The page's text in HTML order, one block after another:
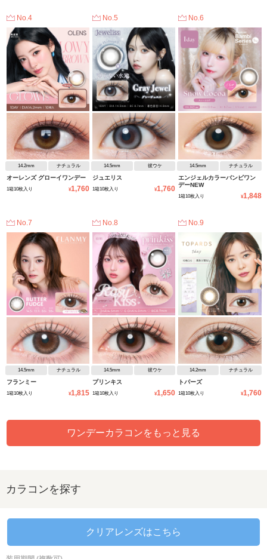
No.4
14.2mm ナチュラル
オーレンズ グローイワンデー
1箱10枚入り ¥1,760
No.5
14.5mm 彼ウケ
ジュエリス
1箱10枚入り ¥1,760
No.6
14.5mm ナチュラル
エンジェルカラーバンビワン
デーNEW
1箱10枚入り ¥1,848
No.7
14.5mm ナチュラル
フランミー
1箱10枚入り ¥1,815
No.8
14.5mm 彼ウケ
プリンキス
1箱10枚入り ¥1,650
No.9
14.2mm ナチュラル
トパーズ
1箱10枚入り ¥1,760
ワンデーカラコンをもっと見る
カラコンを探す
クリアレンズはこちら